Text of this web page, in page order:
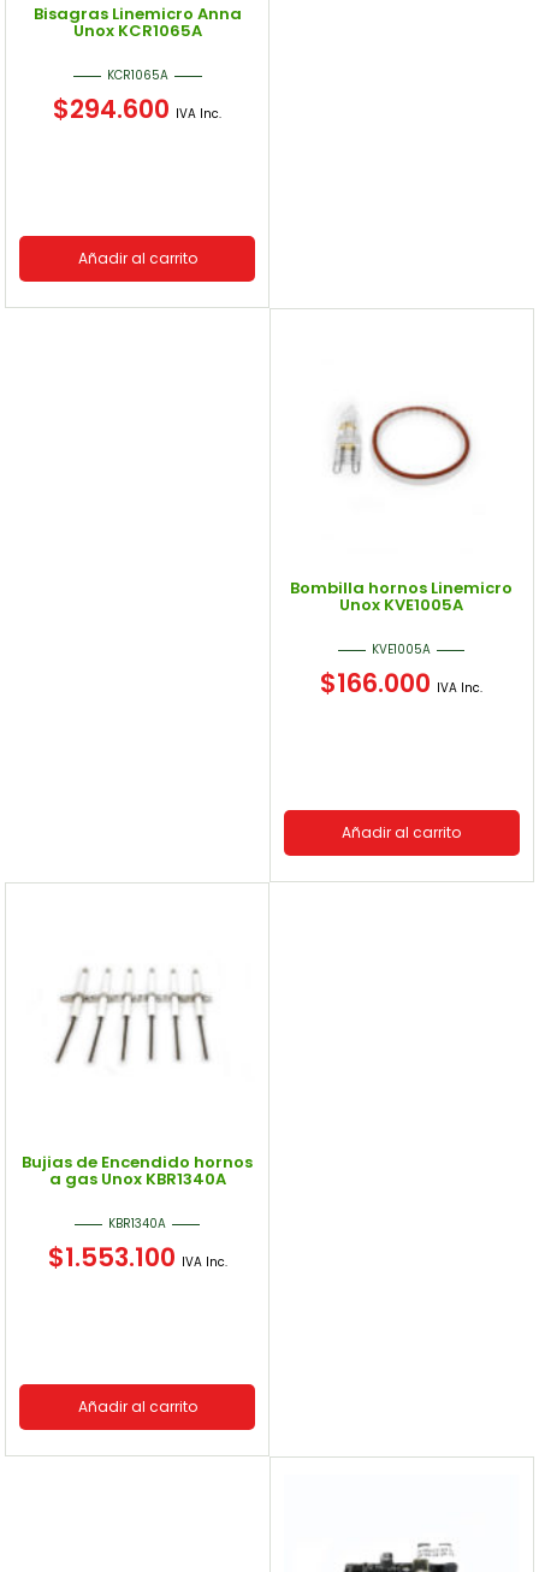
Bisagras Linemicro Anna
Unox KCR1065A
KCR1065A
$294.600 IVA Inc.
Añadir al carrito
Bombilla hornos Linemicro
Unox KVE1005A
KVE1005A
$166.000 IVA Inc.
Añadir al carrito
Bujias de Encendido hornos
a gas Unox KBR1340A
KBR1340A
$1.553.100 IVA Inc.
Añadir al carrito